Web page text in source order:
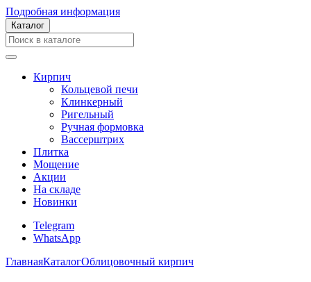
Подробная информация
Каталог
Кирпич
Кольцевой печи
Клинкерный
Ригельный
Ручная формовка
Вассерштрих
Плитка
Мощение
Акции
На складе
Новинки
Telegram
WhatsApp
ГлавнаяКаталогОблицовочный кирпич